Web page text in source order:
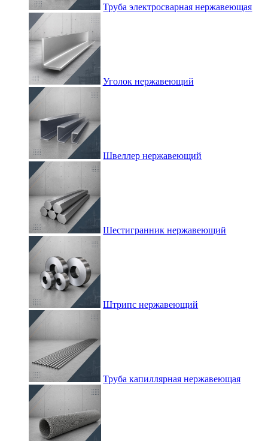
Труба электросварная нержавеющая
Уголок нержавеющий
Швеллер нержавеющий
Шестигранник нержавеющий
Штрипс нержавеющий
Труба капиллярная нержавеющая